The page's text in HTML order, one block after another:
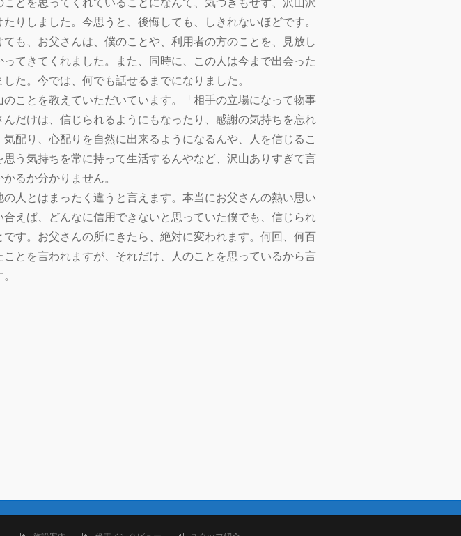
りしました。今思うと、後悔しても、しきれないほどです。
も、お父さんは、僕のことや、利用者の方のことを、見放し
てきてくれました。また、同時に、この人は今まで出会った
た。今では、何でも話せるまでになりました。
ことを教えていただいています。「相手の立場になって物事
だけは、信じられるようにもなったり、感謝の気持ちを忘れ
配り、心配りを自然に出来るようになるんや、人を信じるこ
思う気持ちを常に持って生活するんやなど、沢山ありすぎて言
るか分かりません。
人とはまったく違うと言えます。本当にお父さんの熱い思い
えば、どんなに信用できないと思っていた僕でも、信じられ
す。お父さんの所にきたら、絶対に変われます。何回、何百
とを言われますが、それだけ、人のことを思っているから言